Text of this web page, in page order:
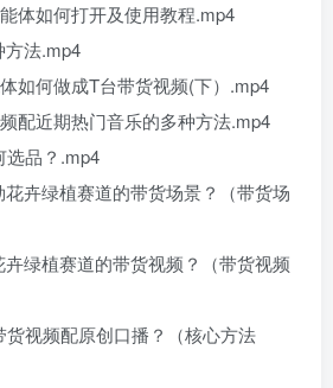
体如何打开及使用教程.mp4
方法.mp4
如何做成T台带货视频(下）.mp4
配近期热门音乐的多种方法.mp4
选品？.mp4
卉绿植赛道的带货场景？（带货场
绿植赛道的带货视频？（带货视频
视频配原创口播？（核心方法